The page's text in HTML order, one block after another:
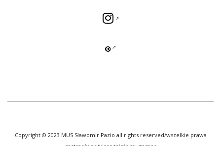
Copyright © 2023 MUS Sławomir Pazio all rights reserved/wszelkie prawa